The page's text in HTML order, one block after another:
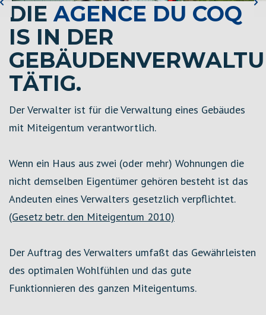
DIEAGENCE DU COQ
IS IN DER
TÄTIG.
Der Verwalter ist für die Verwaltung eines Gebäudes
mit Miteigentum verantwortlich.
Wenn ein Haus aus zwei (oder mehr) Wohnungen die
nicht demselben Eigentümer gehören besteht ist das
Andeuten eines Verwalters gesetzlich verpflichtet.
(Gesetz betr. den Miteigentum 2010)
Der Auftrag des Verwalters umfaßt das Gewährleisten
des optimalen Wohlfühlen und das gute
Funktionnieren des ganzen Miteigentums.